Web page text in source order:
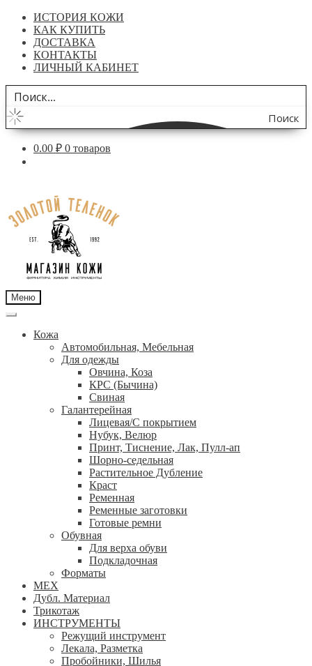
ИСТОРИЯ КОЖИ
КАК КУПИТЬ
ДОСТАВКА
КОНТАКТЫ
ЛИЧНЫЙ КАБИНЕТ
Поиск
по
0.00 ₽ 0 товаров
навигации
содержимому
Меню
Кожа
Автомобильная, Мебельная
Для одежды
Овчина, Коза
КРС (Бычина)
Свиная
Галантерейная
Лицевая/С покрытием
Нубук, Велюр
Принт, Тиснение, Лак, Пулл-ап
Шорно-седельная
Растительное Дубление
Краст
Ременная
Ременные заготовки
Готовые ремни
Обувная
Для верха обуви
Подкладочная
Форматы
МЕХ
Дубл. Материал
Трикотаж
ИНСТРУМЕНТЫ
Режущий инструмент
Лекала, Разметка
Пробойники, Шилья